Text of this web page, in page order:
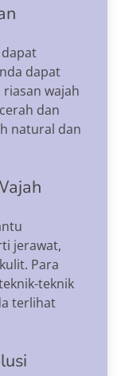
dapat
wajah
dan
natural dan
jerawat,
Para
teknik
terlihat